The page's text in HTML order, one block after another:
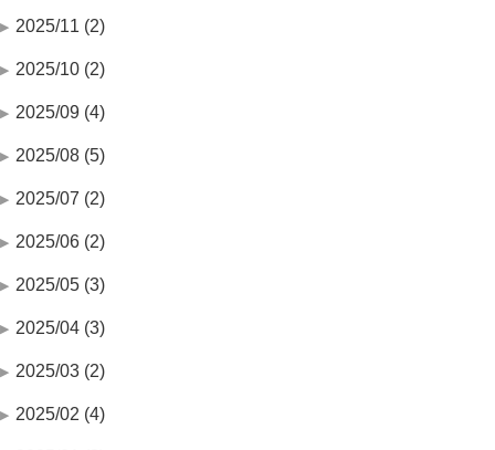
2025/11 (2)
2025/10 (2)
2025/09 (4)
2025/08 (5)
2025/07 (2)
2025/06 (2)
2025/05 (3)
2025/04 (3)
2025/03 (2)
2025/02 (4)